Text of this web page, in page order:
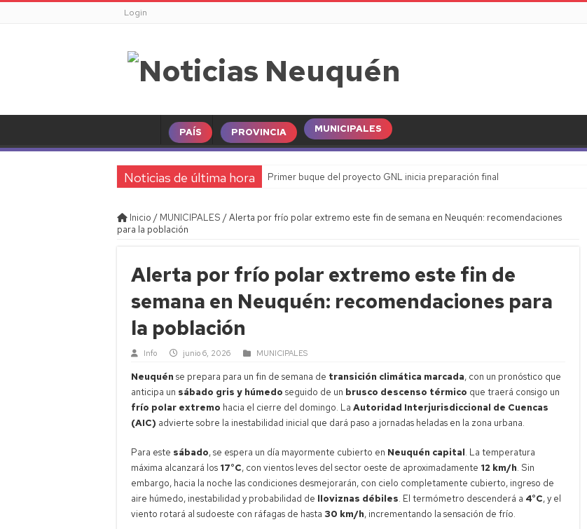
Login
PAÍS PROVINCIA MUNICIPALES
Noticias de última hora Primer buque del proyecto GNL inicia preparación final
Inicio / MUNICIPALES /Alerta por frío polar extremo este fin de semana en Neuquén: recomendaciones
para la población
Alerta por frío polar extremo este fin de
semana en Neuquén: recomendaciones para
la población
Info junio 6, 2026 MUNICIPALES
Neuquén se prepara para un fin de semana de transición climática marcada, con un pronóstico que
anticipa un sábado gris y húmedo seguido de un brusco descenso térmico que traerá consigo un
frío polar extremo hacia el cierre del domingo. La Autoridad Interjurisdiccional de Cuencas
(AIC) advierte sobre la inestabilidad inicial que dará paso a jornadas heladas en la zona urbana.
Para este sábado, se espera un día mayormente cubierto en Neuquén capital. La temperatura
máxima alcanzará los 17°C, con vientos leves del sector oeste de aproximadamente 12 km/h. Sin
embargo, hacia la noche las condiciones desmejorarán, con cielo completamente cubierto, ingreso de
aire húmedo, inestabilidad y probabilidad de lloviznas débiles. El termómetro descenderá a 4°C, y el
viento rotará al sudoeste con ráfagas de hasta 30 km/h, incrementando la sensación de frío.